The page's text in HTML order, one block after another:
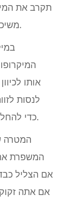
תקרב את
משיכתו לאחור תפחית תדרים נמוכים יותר.
אותו
כדי להחליק תדרים גבוהים קשים, אם יש כאלה.
המטרה
המשפרת
אם הצליל
אם אתה